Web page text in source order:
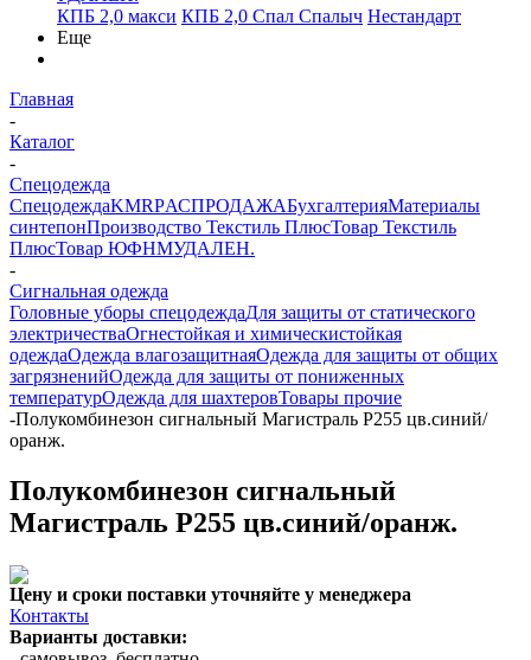
КПБ 2,0 макси КПБ 2,0 Спал Спалыч Нестандарт
Еще
Главная
-
Каталог
-
Спецодежда
СпецодеждаKMRPАСПРОДАЖАБухгалтерияМатериалы
синтепонПроизводство Текстиль ПлюсТовар Текстиль
ПлюсТовар ЮФНМУДАЛЕН.
-
Сигнальная одежда
Головные уборы спецодеждаДля защиты от статического
электричестваОгнестойкая и химическистойкая
одеждаОдежда влагозащитнаяОдежда для защиты от общих
загрязненийОдежда для защиты от пониженных
температурОдежда для шахтеровТовары прочие
-Полукомбинезон сигнальный Магистраль Р255 цв.синий/
оранж.
Полукомбинезон сигнальный
Магистраль Р255 цв.синий/оранж.
Цену и сроки поставки уточняйте у менеджера
Контакты
Варианты доставки: